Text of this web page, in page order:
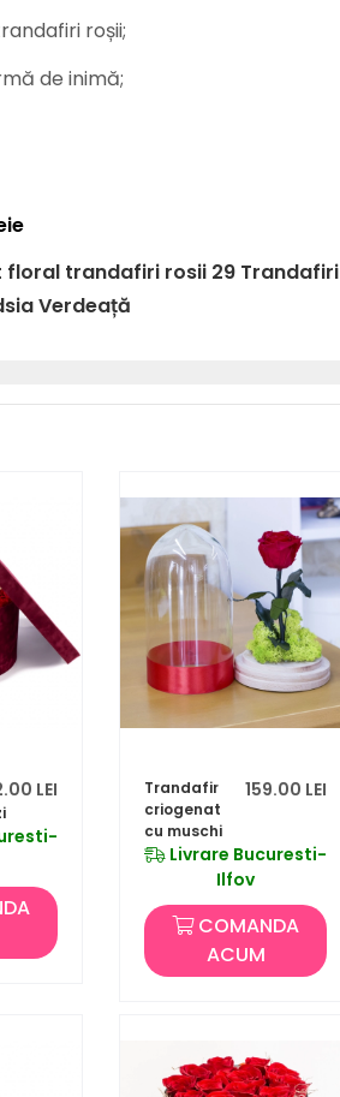
roșii;
de inimă;
floral trandafiri rosii 29 Trandafiri
Verdeață
LEI 159.00 LEI
Trandafir
criogenat
cu muschi
Livrare Bucuresti-
Ilfov
COMANDA
ACUM